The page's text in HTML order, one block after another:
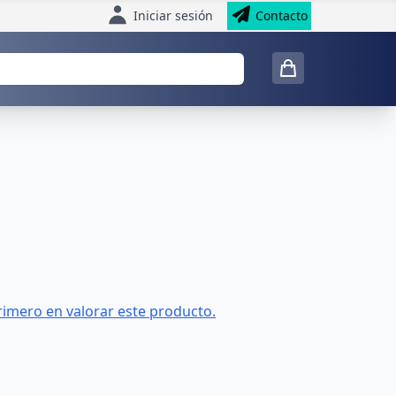
Iniciar sesión Contacto
en valorar este producto.